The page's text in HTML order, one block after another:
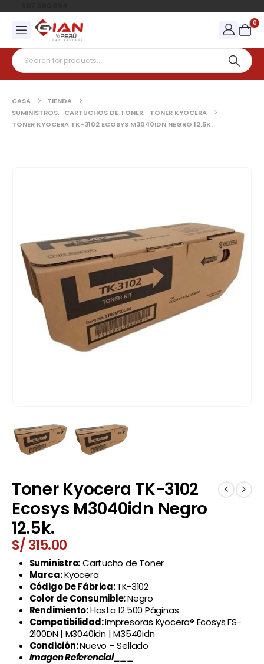
0
CASA
TIENDA
SUMINISTROS, CARTUCHOS DE TONER, TONER KYOCERA
TONER KYOCERA TK-3102 ECOSYS M3040IDN NEGRO 12.5K.
Toner Kyocera TK-3102
Ecosys M3040idn Negro
12.5k.
S/ 315.00
Suministro:Cartucho de Toner
Marca:Kyocera
Código De Fábrica:TK-3102
Color de Consumible:Negro
Rendimiento:Hasta 12.500 Páginas
Compatibilidad:Impresoras Kyocera® Ecosys FS-
2100DN | M3040idn | M3540idn
Condición:Nuevo – Sellado
Imagen Referencial___